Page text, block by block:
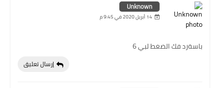
Unknown
14 أبريل 2020 في 9:45 م
باسةرد فك الضغط لبي 6
إرسال تعليق